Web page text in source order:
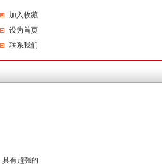
加入收藏
设为首页
联系我们
有超强的